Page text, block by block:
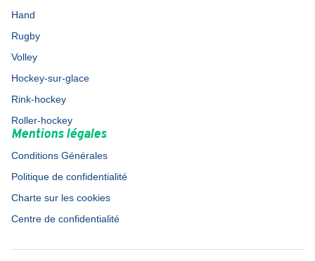
Hand
Rugby
Volley
Hockey-sur-glace
Rink-hockey
Roller-hockey
Mentions légales
Conditions Générales
Politique de confidentialité
Charte sur les cookies
Centre de confidentialité